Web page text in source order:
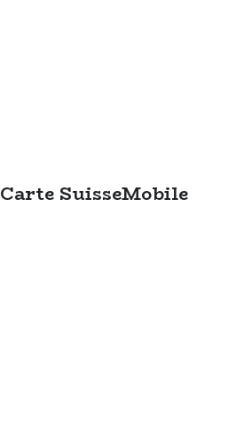
Carte SuisseMobile